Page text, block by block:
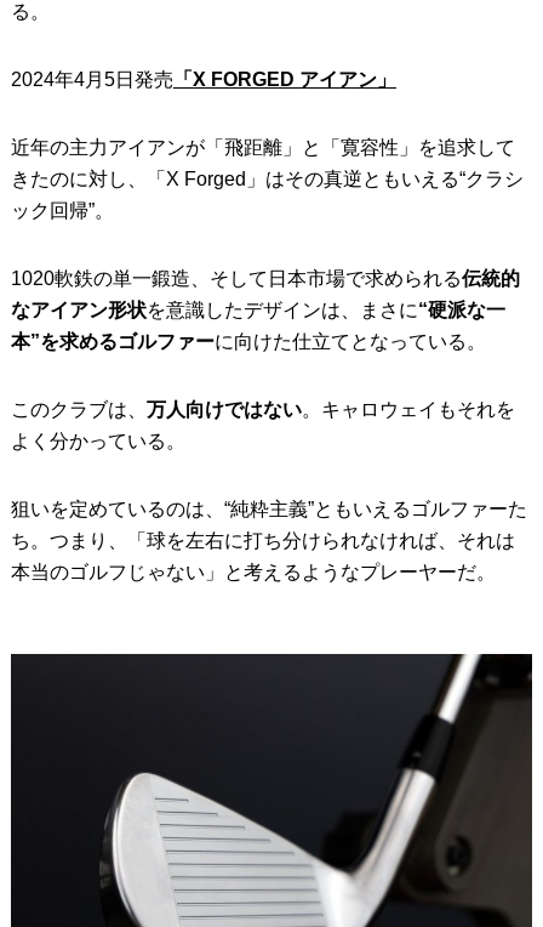
る。
2024年4月5日発売 「X FORGED アイアン」
近年の主力アイアンが「飛距離」と「寛容性」を追求して
きたのに対し、「X Forged」はその真逆ともいえる“クラシ
ック回帰”。
1020軟鉄の単一鍛造、そして日本市場で求められる伝統的
なアイアン形状を意識したデザインは、まさに“硬派な一
本”を求めるゴルファーに向けた仕立てとなっている。
このクラブは、 万人向けではない。キャロウェイもそれを
よく分かっている。
狙いを定めているのは、“純粋主義”ともいえるゴルファーた
ち。つまり、「球を左右に打ち分けられなければ、それは
本当のゴルフじゃない」と考えるようなプレーヤーだ。